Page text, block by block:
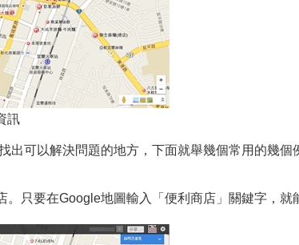
訊
可以解決問題的地方，下面就舉幾個常用的幾個
只要在Google地圖輸入「便利商店」關鍵字，就